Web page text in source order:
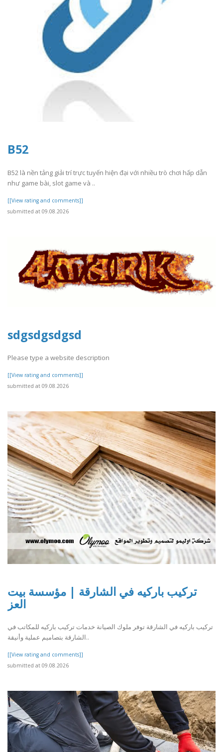
B52
B52 là nền tảng giải trí trực tuyến hiện đại với nhiều trò chơi hấp dẫn
như game bài, slot game và ..
[[View rating and comments]]
submitted at 09.08.2026
sdgsdgsdgsd
Please type a website description
[[View rating and comments]]
submitted at 09.08.2026
تركيب باركيه في الشارقة | مؤسسة بيت
العز
تركيب باركيه في الشارقة توفر ملوك الصيانة خدمات تركيب باركيه للمكاتب في
الشارقة بتصاميم عملية وأنيقة..
[[View rating and comments]]
submitted at 09.08.2026